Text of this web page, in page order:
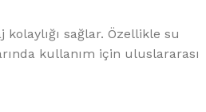
Arıtma
sağlar. Özellikle su
kullanım için uluslararası